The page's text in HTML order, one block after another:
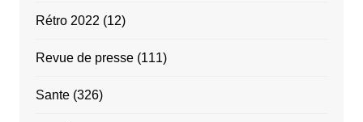
Rétro 2022 (12)
Revue de presse(111)
Sante(326)